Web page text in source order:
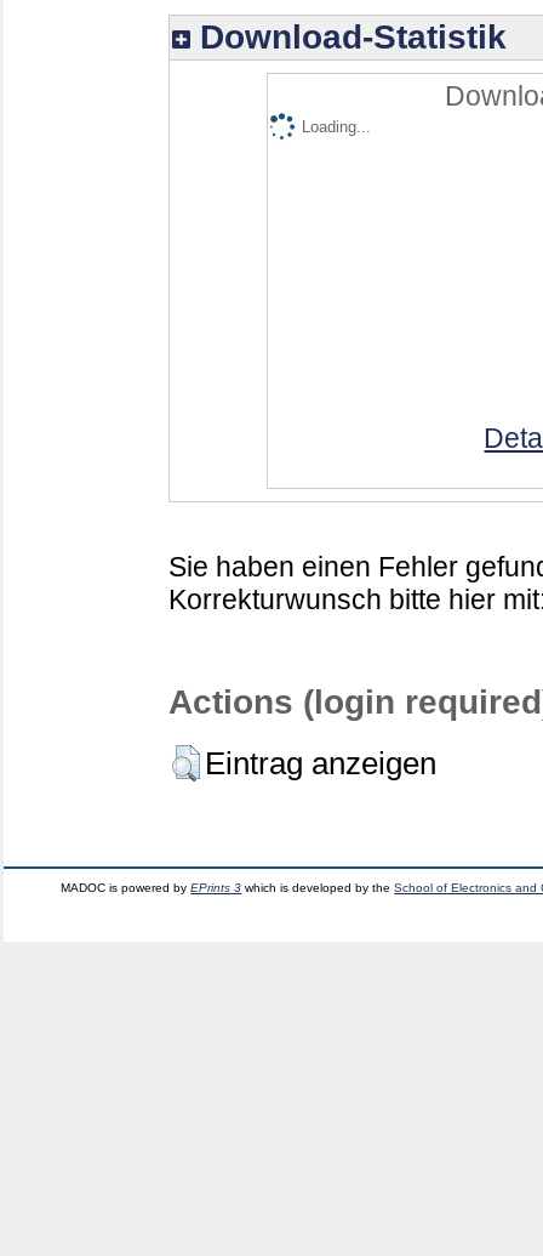
Download-Statistik
Loading...
Sie haben einen Fehler
Korrekturwunsch bitte hier
Actions (login
Eintrag anzeigen
MADOC is powered byEPrints 3 which is developed by theSchool of Electronics and